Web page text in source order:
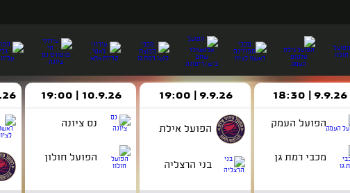
9.9.26 | 18:30
הפועל העמק
מכבי רמת גן
9.9.26 | 19:00
הפועל אילת
בני הרצליה
10.9.26 | 19:00
נס ציונה
הפועל חולון